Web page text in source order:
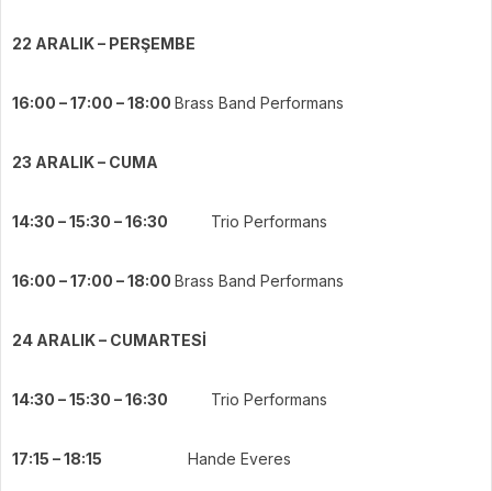
22 ARALIK – PERŞEMBE
16:00 – 17:00 – 18:00 Brass Band Performans
23 ARALIK – CUMA
14:30 – 15:30 – 16:30 Trio Performans
16:00 – 17:00 – 18:00 Brass Band Performans
24 ARALIK – CUMARTESİ
14:30 – 15:30 – 16:30 Trio Performans
17:15 – 18:15 Hande Everes